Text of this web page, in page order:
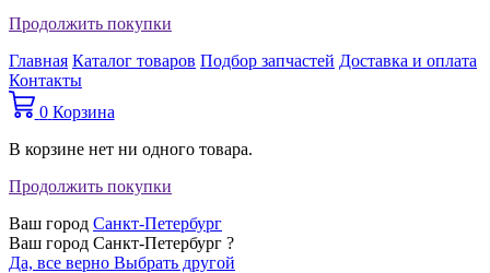
Продолжить покупки
Главная Каталог товаров Подбор запчастей Доставка и оплата
Контакты
0 Корзина
В корзине нет ни одного товара.
Продолжить покупки
Ваш город Санкт-Петербург
Ваш город Санкт-Петербург ?
Да, все верно Выбрать другой